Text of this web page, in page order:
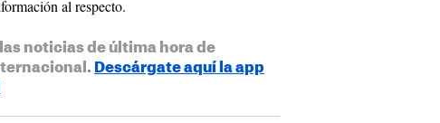
al respecto.
noticias de última hora de
Descárgate aquí la app